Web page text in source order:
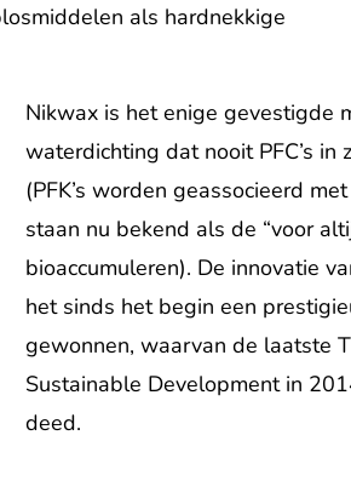
als hardnekkige
Nikwax is het enige gevestigde
waterdichting dat nooit PFC’s
(PFK’s worden geassocieerd
staan ​​nu bekend als de “voor
bioaccumuleren). De innovatie
het sinds het begin een
gewonnen, waarvan de laatste
Sustainable Development in
deed.